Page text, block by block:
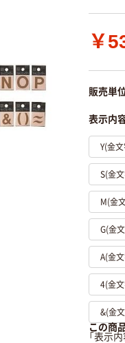
￥
販売単
表示内
Y(金
S(金
M(金
G(金
A(金
4(金
&(金
この商
「表示